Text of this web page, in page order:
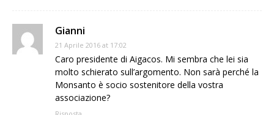
Gianni
21 Aprile 2016 at 17:02
Caro presidente di Aigacos. Mi sembra che lei sia
molto schierato sull’argomento. Non sarà perché la
Monsanto è socio sostenitore della vostra
associazione?